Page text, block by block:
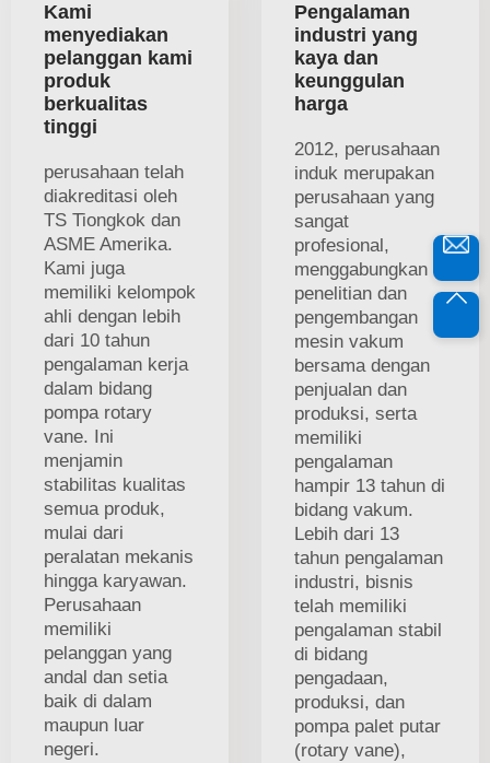
Kami
menyediakan
pelanggan kami
produk
berkualitas
tinggi
perusahaan telah
diakreditasi oleh
TS Tiongkok dan
ASME Amerika.
Kami juga
memiliki kelompok
ahli dengan lebih
dari 10 tahun
pengalaman kerja
dalam bidang
pompa rotary
vane. Ini
menjamin
stabilitas kualitas
semua produk,
mulai dari
peralatan mekanis
hingga karyawan.
Perusahaan
memiliki
pelanggan yang
andal dan setia
baik di dalam
maupun luar
negeri.
Pengalaman
industri yang
kaya dan
keunggulan
harga
2012, perusahaan
induk merupakan
perusahaan yang
sangat
profesional,
menggabungkan
penelitian dan
pengembangan
mesin vakum
bersama dengan
penjualan dan
produksi, serta
memiliki
pengalaman
hampir 13 tahun di
bidang vakum.
Lebih dari 13
tahun pengalaman
industri, bisnis
telah memiliki
pengalaman stabil
di bidang
pengadaan,
produksi, dan
pompa palet putar
(rotary vane),